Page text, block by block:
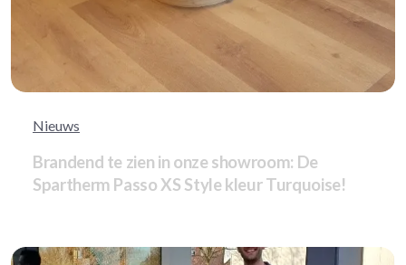
Nieuws
Brandend te zien in onze showroom: De
Spartherm Passo XS Style kleur Turquoise!